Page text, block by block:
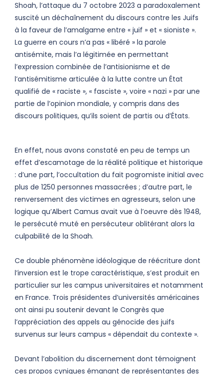
Shoah, l’attaque du 7 octobre 2023 a paradoxalement
suscité un déchaînement du discours contre les Juifs
à la faveur de l’amalgame entre « juif » et « sioniste ».
La guerre en cours n’a pas « libéré » la parole
antisémite, mais l’a légitimée en permettant
l’expression combinée de l’antisionisme et de
l’antisémitisme articulée à la lutte contre un État
qualifié de « raciste », « fasciste », voire « nazi » par une
partie de l’opinion mondiale, y compris dans des
discours politiques, qu’ils soient de partis ou d’États.
En effet, nous avons constaté en peu de temps un
effet d’escamotage de la réalité politique et historique
: d’une part, l’occultation du fait pogromiste initial avec
plus de 1250 personnes massacrées ; d’autre part, le
renversement des victimes en agresseurs, selon une
logique qu’Albert Camus avait vue à l’oeuvre dès 1948,
le persécuté muté en persécuteur oblitérant alors la
culpabilité de la Shoah.
Ce double phénomène idéologique de réécriture dont
l’inversion est le trope caractéristique, s’est produit en
particulier sur les campus universitaires et notamment
en France. Trois présidentes d’universités américaines
ont ainsi pu soutenir devant le Congrès que
l’appréciation des appels au génocide des juifs
survenus sur leurs campus « dépendait du contexte ».
Devant l’abolition du discernement dont témoignent
ces propos cyniques émanant de représentantes des